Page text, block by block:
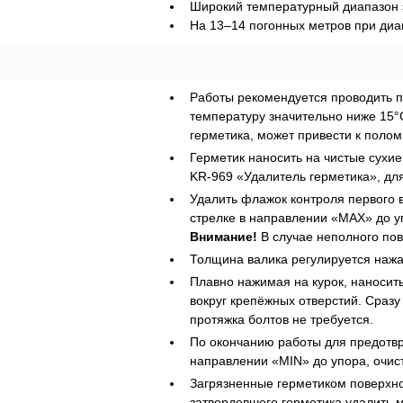
Широкий температурный диапазон
На 13–14 погонных метров при
Работы рекомендуется проводить
температуру значительно ниже
герметика, может привести к
Герметик наносить на чистые
KR‑969 «Удалитель герметика»,
Удалить флажок контроля первого
Внимание! В случае неполного
Толщина валика регулируется
Плавно нажимая на курок,
вокруг крепёжных отверстий.
протяжка болтов не требуется.
По окончанию работы для
направлении «MIN» до упора,
Загрязненные герметиком